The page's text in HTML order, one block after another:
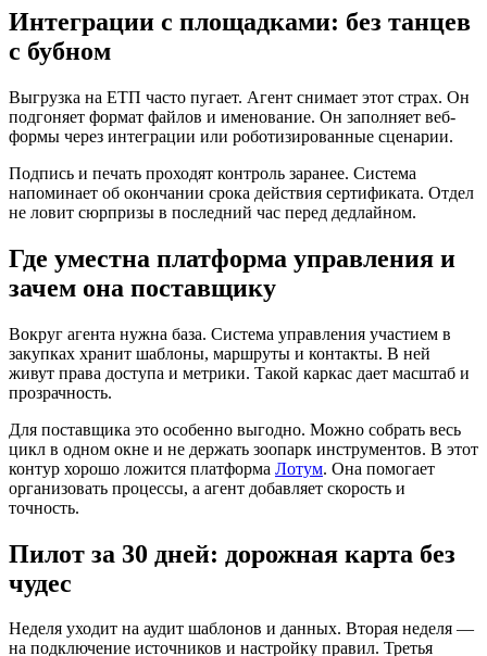
Интеграции с площадками: без танцев
с бубном
Выгрузка на ЕТП часто пугает. Агент снимает этот страх. Он
подгоняет формат файлов и именование. Он заполняет веб-
формы через интеграции или роботизированные сценарии.
Подпись и печать проходят контроль заранее. Система
напоминает об окончании срока действия сертификата. Отдел
не ловит сюрпризы в последний час перед дедлайном.
Где уместна платформа управления и
зачем она поставщику
Вокруг агента нужна база. Система управления участием в
закупках хранит шаблоны, маршруты и контакты. В ней
живут права доступа и метрики. Такой каркас дает масштаб и
прозрачность.
Для поставщика это особенно выгодно. Можно собрать весь
цикл в одном окне и не держать зоопарк инструментов. В этот
контур хорошо ложится платформа Лотум. Она помогает
организовать процессы, а агент добавляет скорость и
точность.
Пилот за 30 дней: дорожная карта без
чудес
Неделя уходит на аудит шаблонов и данных. Вторая неделя —
на подключение источников и настройку правил. Третья